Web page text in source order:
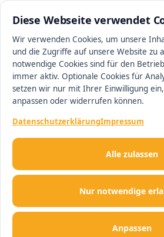
Diese Webseite verwendet
Wir verwenden Cookies, um unsere
und die Zugriffe auf unsere Website zu
notwendige Cookies sind für den
immer aktiv. Optionale Cookies für
setzen wir nur mit Ihrer Einwilligung
anpassen oder widerrufen können.
DatenschutzerklärungImpressum
Nur notwendige
Anpassen
Alle zulassen